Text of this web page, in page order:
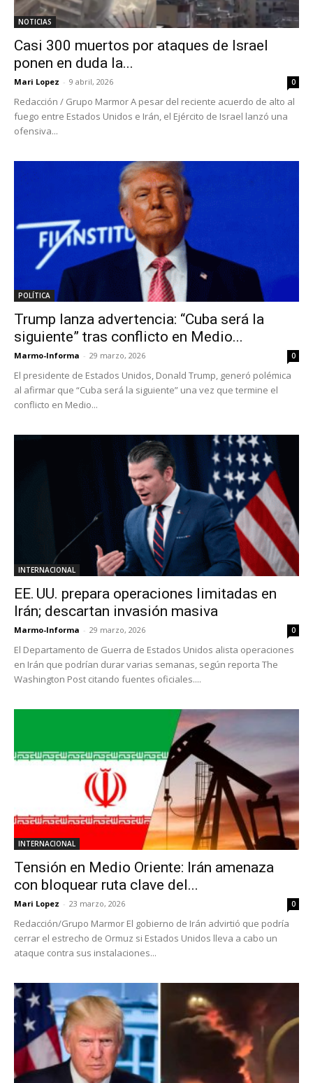
NOTICIAS
Casi 300 muertos por ataques de Israel
ponen en duda la...
Mari Lopez - 9 abril, 2026 0
Redacción / Grupo Marmor A pesar del reciente acuerdo de alto al
fuego entre Estados Unidos e Irán, el Ejército de Israel lanzó una
ofensiva...
POLÍTICA
Trump lanza advertencia: “Cuba será la
siguiente” tras conflicto en Medio...
Marmo-Informa - 29 marzo, 2026 0
El presidente de Estados Unidos, Donald Trump, generó polémica
al afirmar que “Cuba será la siguiente” una vez que termine el
conflicto en Medio...
INTERNACIONAL
EE. UU. prepara operaciones limitadas en
Irán; descartan invasión masiva
Marmo-Informa - 29 marzo, 2026 0
El Departamento de Guerra de Estados Unidos alista operaciones
en Irán que podrían durar varias semanas, según reporta The
Washington Post citando fuentes oficiales....
INTERNACIONAL
Tensión en Medio Oriente: Irán amenaza
con bloquear ruta clave del...
Mari Lopez - 23 marzo, 2026 0
Redacción/Grupo Marmor El gobierno de Irán advirtió que podría
cerrar el estrecho de Ormuz si Estados Unidos lleva a cabo un
ataque contra sus instalaciones...